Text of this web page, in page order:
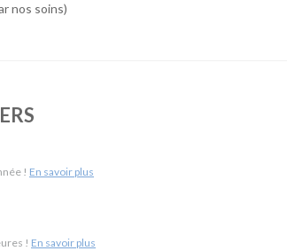
simple, économique et accessible. Notre agence
Frigorifiques-Véhicules de société
nos soins)
! En savoir plus
! En savoir plus